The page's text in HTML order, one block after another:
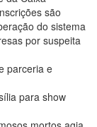
são
do sistema
por suspeita
parceria e
para show